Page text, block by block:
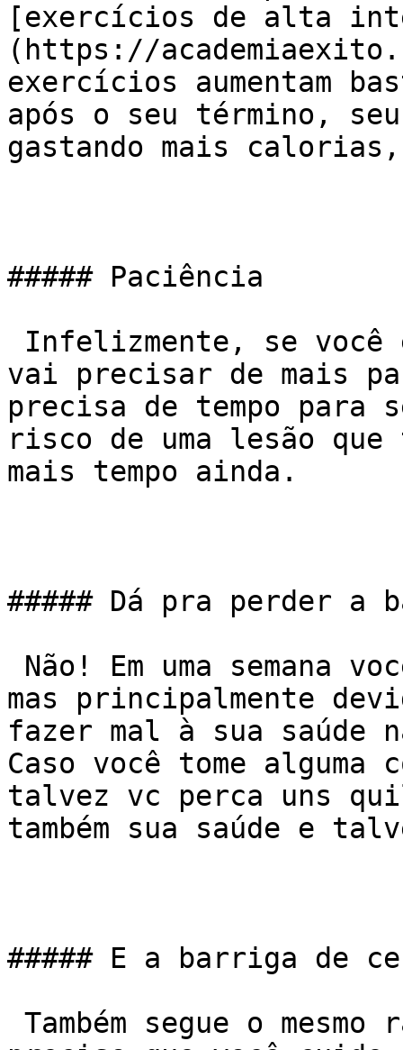
[exercícios de alta
(https://
exercícios aumentam
após o seu término,
gastando mais calorias,
##### Paciência
vai precisar de mais
precisa de tempo para
risco de uma lesão
mais tempo ainda.
##### Dá pra perder a
mas principalmente
fazer mal à sua saúde
Caso você tome
talvez vc perca uns
também sua saúde e
##### E a barriga de